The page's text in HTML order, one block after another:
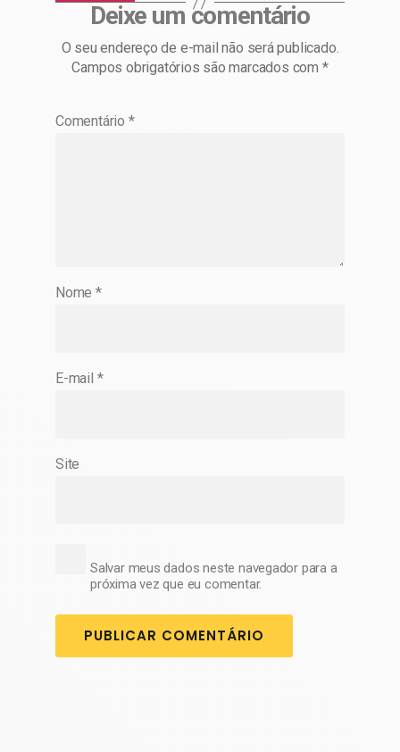
Deixe um comentário
O seu endereço de e-mail não será publicado.
Campos obrigatórios são marcados com *
Comentário *
Nome *
E-mail *
Site
Salvar meus dados neste navegador para a
próxima vez que eu comentar.